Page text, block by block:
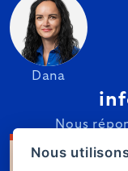
Dana
Nous
Nous